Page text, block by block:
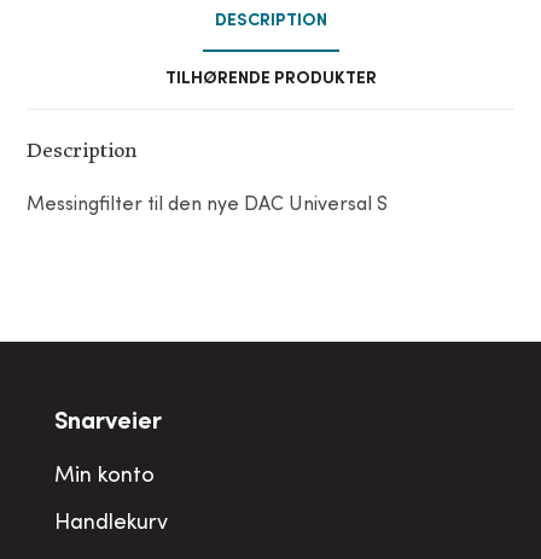
DESCRIPTION
TILHØRENDE PRODUKTER
Description
Messingfilter til den nye DAC Universal S
Snarveier
Min konto
Handlekurv